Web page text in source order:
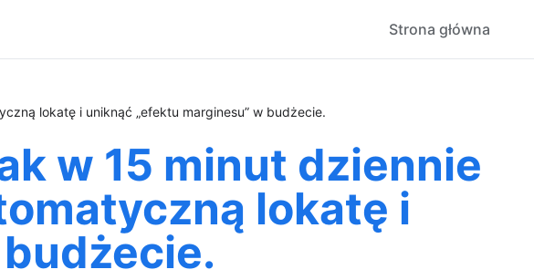
Strona główna
lokatę i uniknąć „efektu marginesu” w budżecie.
w 15 minut dziennie
lokatę i